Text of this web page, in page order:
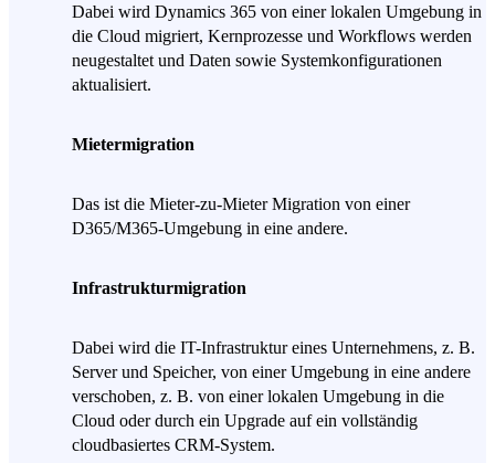
Dabei wird Dynamics 365 von einer lokalen Umgebung in
die Cloud migriert, Kernprozesse und Workflows werden
neugestaltet und Daten sowie Systemkonfigurationen
aktualisiert.
Mietermigration
Das ist die Mieter-zu-Mieter Migration von einer
D365/M365-Umgebung in eine andere.
Infrastrukturmigration
Dabei wird die IT-Infrastruktur eines Unternehmens, z. B.
Server und Speicher, von einer Umgebung in eine andere
verschoben, z. B. von einer lokalen Umgebung in die
Cloud oder durch ein Upgrade auf ein vollständig
cloudbasiertes CRM-System.